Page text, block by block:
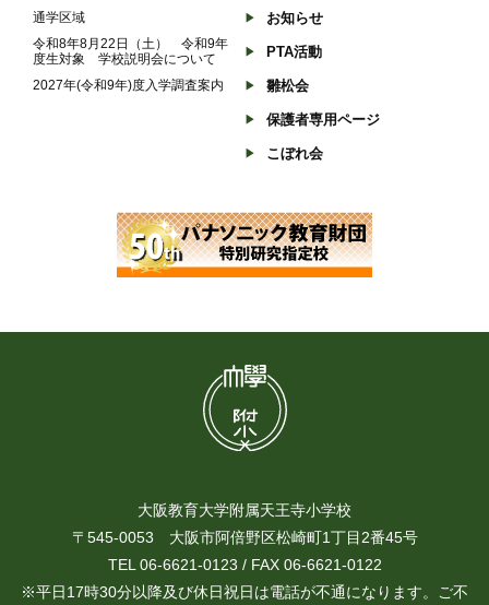
通学区域
令和8年8月22日（土） 令和9年
度生対象 学校説明会について
2027年(令和9年)度入学調査案内
お知らせ
PTA活動
雛松会
保護者専用ページ
こぼれ会
大阪教育大学附属天王寺小学校
〒545-0053 大阪市阿倍野区松崎町1丁目2番45号
TEL 06-6621-0123 / FAX 06-6621-0122
※平日17時30分以降及び休日祝日は電話が不通になります。ご不